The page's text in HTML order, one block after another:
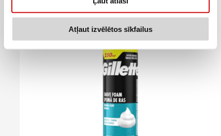
Atļaut izvēlētos sīkfailus